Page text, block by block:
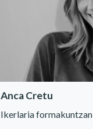
Anca Cretu
Ikerlaria formakuntzan